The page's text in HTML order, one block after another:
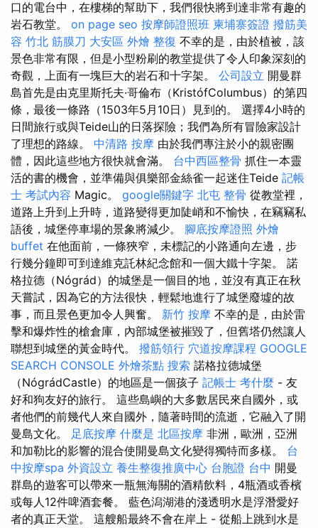
口的電台中，在樓梯的幫助下，我們很快將到達非常有趣的
岩石教堂。 on page seo 按摩師證照班 柬埔寨簽證 撥筋美
容 竹北 筋膜刀 大安區 外燴 整復 不幸的是，由於植被，該
景色非常有限，但是小型粉刷的教堂提供了令人印象深刻的
奇觀，上面有一塊巨大的岩石和十字架。 公司設立 開曼群
島首先是由克里斯托夫·哥倫布（KristófColumbus）的第四
條，最後一條路（1503年5月10日）見到的。 選擇4小時的
日間旅行或與Teide山的日落探險；我們為所有冒險家設計
了理想的路線。 中清路 按摩 由於我們專注於小的親密團
體，因此這些地方很快就會滿。 台中西區整骨 抓住一本靈
活的書的機會，並準備與俱樂部金絲雀一起迷住Teide 記帳
士 考試內容 Magic。 google關鍵字 北屯 整骨 從教堂裡，
道路上升到上升時，道路變得更加陡峭和不愉快，在竊竊私
語後，城堡停車場的景象將減少。 腳底按摩證照 外燴
buffet 在他面前，一條狹窄，未標記的小路通向左邊，步
行幾分鐘即可到達維克託林紀念館和一個大鐵十字架。 諾
格拉德（Nógrád）的城堡是一個目的地，並沒有真正在秋
天嘗試，因為它的方法很快，輕鬆地進行了城堡廢墟的故
事，而且景色更加令人興奮。 新竹 按摩 不幸的是，由於雷
擊和爆炸性的槍倉庫，內部城堡被摧毀了，但舊塔仍然讓人
聯想到城堡的黃金時代。 撥筋領行 穴道按摩課程 GOOGLE
SEARCH CONSOLE 外燴茶點 搜索 諾格拉德城堡
（NógrádCastle）的地區是一個孩子 記帳士 考什麼 - 友
好和狗友好的旅行。 這些島嶼的大多數居民來自國外，或
者他們的前幾代人來自國外，隨著時間的流逝，它融入了開
曼島文化。 足底按摩 什麼是 北區按摩 非洲，歐洲，亞洲
和加勒比的影響的混合使開曼島文化變得獨特而多樣。 台
中按摩spa 外資設立 養生整復推廣中心 台胞證 台中 開曼
群島的遊客可以帶來一瓶無海關的酒精飲料，4瓶酒或香檳
或每人12件啤酒套餐。 藍色潟湖港的淺透明水是浮潛愛好
者的真正天堂。 這艘船最終不會在岸上 - 從船上跳到水是